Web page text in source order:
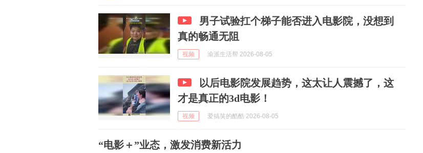
男子试验扛个梯子能否进入电影院，没想到
真的畅通无阻
视频 渝派生活帮 2026-08-05
以后电影院发展趋势，这太让人震撼了，这
才是真正的3d电影！
视频 爱搞笑的酷酷 2026-08-05
“电影＋”业态，激发消费新活力